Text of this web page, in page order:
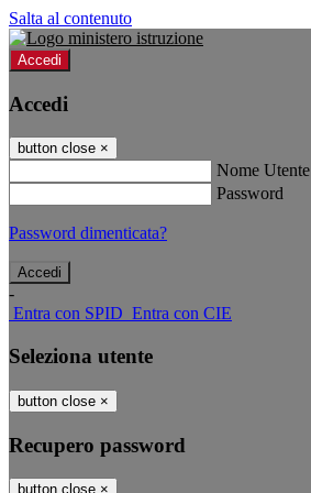
Salta al contenuto
Accedi
Accedi
button close ×
Nome Utente
Password
Password dimenticata?
-
Entra con SPID Entra con CIE
Seleziona utente
button close ×
Recupero password
button close ×